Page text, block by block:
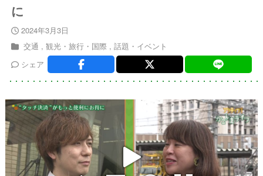
に
2024年3月3日
交通
観光・旅行・国際
話題・イベント
シェア